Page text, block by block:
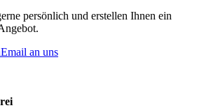
persönlich und erstellen Ihnen ein
Email an uns